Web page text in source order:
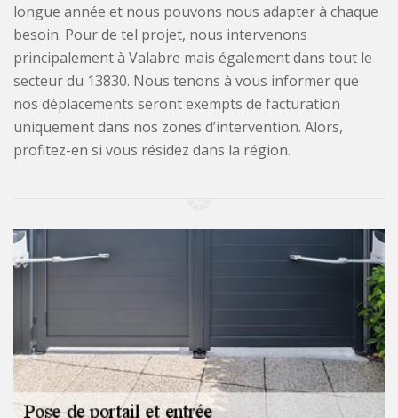
longue année et nous pouvons nous adapter à chaque
besoin. Pour de tel projet, nous intervenons
principalement à Valabre mais également dans tout le
secteur du 13830. Nous tenons à vous informer que
nos déplacements seront exempts de facturation
uniquement dans nos zones d’intervention. Alors,
profitez-en si vous résidez dans la région.